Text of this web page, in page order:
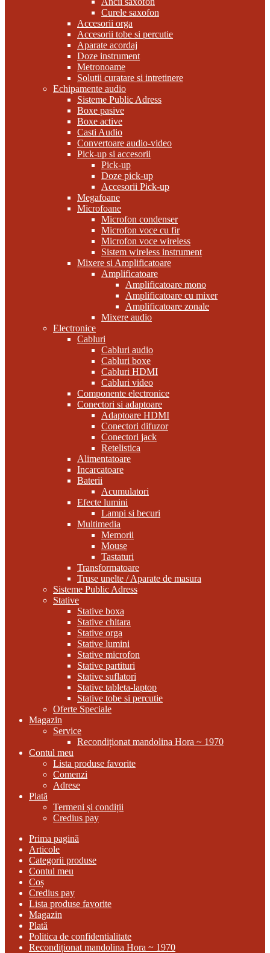
Curele saxofon
Accesorii orga
Accesorii tobe si percutie
Aparate acordaj
Doze instrument
Metronoame
Solutii curatare si intretinere
Echipamente audio
Sisteme Public Adress
Boxe pasive
Boxe active
Casti Audio
Convertoare audio-video
Pick-up si accesorii
Pick-up
Doze pick-up
Accesorii Pick-up
Megafoane
Microfoane
Microfon condenser
Microfon voce cu fir
Microfon voce wireless
Sistem wireless instrument
Mixere si Amplificatoare
Amplificatoare
Amplificatoare mono
Amplificatoare cu mixer
Amplificatoare zonale
Mixere audio
Electronice
Cabluri
Cabluri audio
Cabluri boxe
Cabluri HDMI
Cabluri video
Componente electronice
Conectori si adaptoare
Adaptoare HDMI
Conectori difuzor
Conectori jack
Retelistica
Alimentatoare
Incarcatoare
Baterii
Acumulatori
Efecte lumini
Lampi si becuri
Multimedia
Memorii
Mouse
Tastaturi
Transformatoare
Truse unelte / Aparate de masura
Sisteme Public Adress
Stative
Stative boxa
Stative chitara
Stative orga
Stative lumini
Stative microfon
Stative partituri
Stative suflatori
Stative tableta-laptop
Stative tobe si percutie
Oferte Speciale
Magazin
Service
Recondiționat mandolina Hora ~ 1970
Contul meu
Lista produse favorite
Comenzi
Adrese
Plată
Termeni și condiții
Credius pay
Prima pagină
Articole
Categorii produse
Contul meu
Coș
Credius pay
Lista produse favorite
Magazin
Plată
Politica de confidentialitate
Recondiționat mandolina Hora ~ 1970